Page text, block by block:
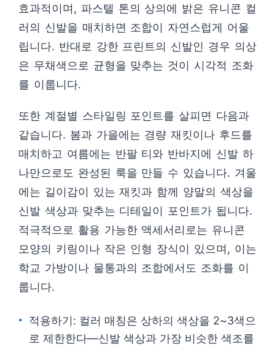
효과적이며, 파스텔 톤의 상의에 밝은 유니콘 컬
러의 신발을 매치하면 조합이 자연스럽게 어울
립니다. 반대로 강한 프린트의 신발인 경우 의상
은 무채색으로 균형을 맞추는 것이 시각적 조화
를 이룹니다.
또한 계절별 스타일링 포인트를 살피면 다음과
같습니다. 봄과 가을에는 경량 재킷이나 후드를
매치하고 여름에는 반팔 티와 반바지에 신발 하
나만으로도 완성된 룩을 만들 수 있습니다. 겨울
에는 길이감이 있는 재킷과 함께 양말의 색상을
신발 색상과 맞추는 디테일이 포인트가 됩니다.
적극적으로 활용 가능한 액세서리로는 유니콘
모양의 키링이나 작은 인형 장식이 있으며, 이는
학교 가방이나 물통과의 조합에서도 조화를 이
룹니다.
적용하기: 컬러 매칭은 상하의 색상을 2~3색으
로 제한한다—신발 색상과 가장 비슷한 색조를